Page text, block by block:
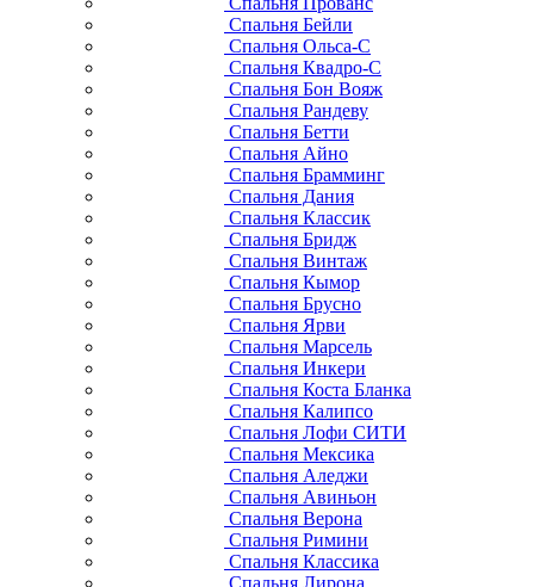
Спальня Бейли
Спальня Ольса-С
Спальня Квадро-С
Спальня Бон Вояж
Спальня Рандеву
Спальня Бетти
Спальня Айно
Спальня Брамминг
Спальня Дания
Спальня Классик
Спальня Бридж
Спальня Винтаж
Спальня Кымор
Спальня Брусно
Спальня Ярви
Спальня Марсель
Спальня Инкери
Спальня Коста Бланка
Спальня Калипсо
Спальня Лофи СИТИ
Спальня Мексика
Спальня Аледжи
Спальня Авиньон
Спальня Верона
Спальня Римини
Спальня Классика
Спальня Лирона